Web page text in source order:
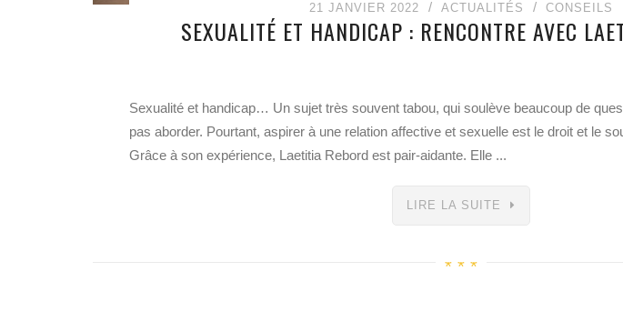
21 JANVIER 2022 ACTUALITÉS CONSEILS
SEXUALITÉ ET HANDICAP : RENCONTRE AVEC
Sexualité et handicap… Un sujet très souvent tabou, qui soulève beaucoup de
pas aborder. Pourtant, aspirer à une relation affective et sexuelle est le droit et le
Grâce à son expérience, Laetitia Rebord est pair-aidante. Elle ...
LIRE LA SUITE